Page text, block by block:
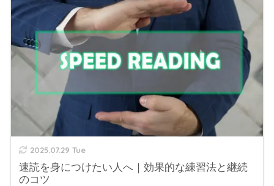
2025.07.29 Tue
速読を身につけたい人へ｜効果的な練習法と継続
のコツ